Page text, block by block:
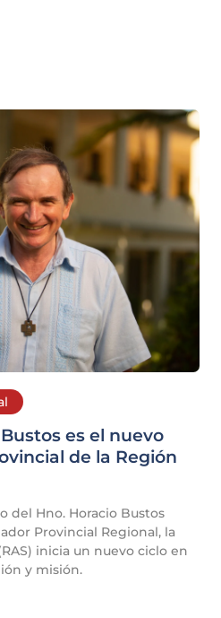
es el nuevo
de la Región
del Hno. Horacio Bustos
Provincial Regional, la
inicia un nuevo ciclo en
y misión.